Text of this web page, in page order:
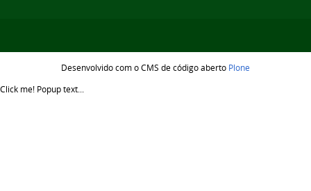
Desenvolvido com o CMS de código aberto Plone
Click me! Popup text...